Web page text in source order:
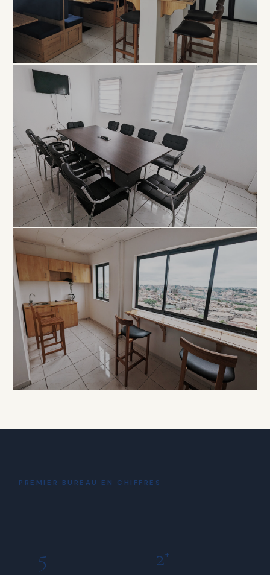
COLLABORATIF
Open
Space
À PARTIR DE 5 000 FCFA / JOUR
PROFESSIONNEL
Salle de
Réunion
À PARTIR DE 15 000 FCFA / HEURE
Coin Café
INCLUS POUR TOUS LES MEMBRES
PREMIER BUREAU EN CHIFFRES
5 2+